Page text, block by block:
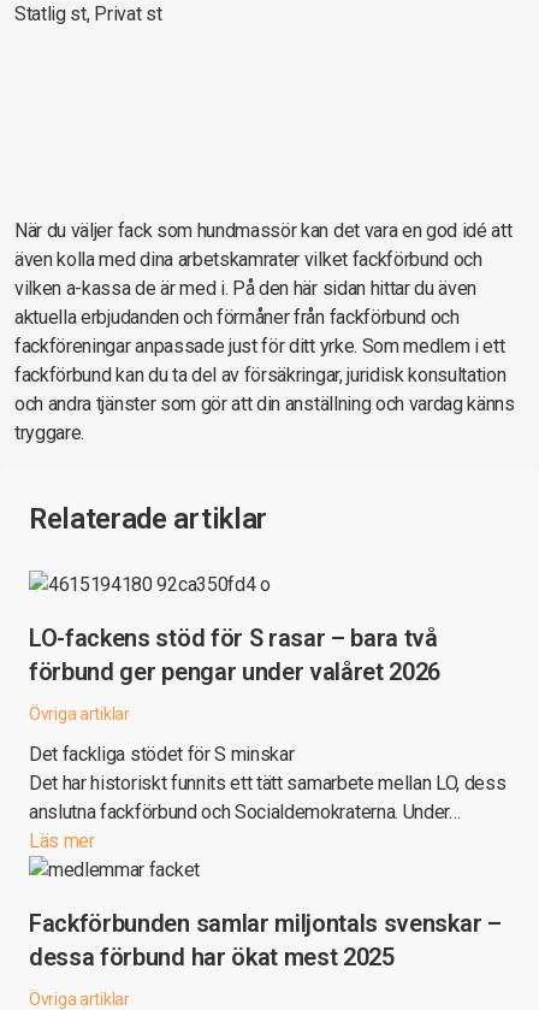
Statlig st, Privat st
När du väljer fack som hundmassör kan det vara en god idé att
även kolla med dina arbetskamrater vilket fackförbund och
vilken a-kassa de är med i. På den här sidan hittar du även
aktuella erbjudanden och förmåner från fackförbund och
fackföreningar anpassade just för ditt yrke. Som medlem i ett
fackförbund kan du ta del av försäkringar, juridisk konsultation
och andra tjänster som gör att din anställning och vardag känns
tryggare.
Relaterade artiklar
LO-fackens stöd för S rasar – bara två
förbund ger pengar under valåret 2026
Övriga artiklar
Det fackliga stödet för S minskar
Det har historiskt funnits ett tätt samarbete mellan LO, dess
anslutna fackförbund och Socialdemokraterna. Under…
Läs mer
Fackförbunden samlar miljontals svenskar –
dessa förbund har ökat mest 2025
Övriga artiklar